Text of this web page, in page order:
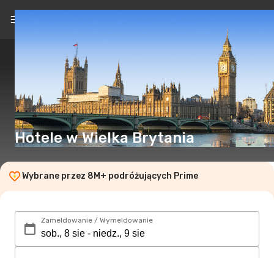
Hotele w Wielka Brytania
Wybrane przez 8M+ podróżujących Prime
Zameldowanie / Wymeldowanie